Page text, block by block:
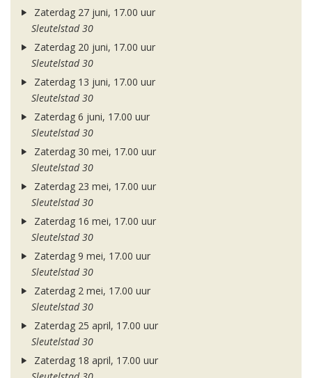
Zaterdag 27 juni, 17.00 uur
Sleutelstad 30
Zaterdag 20 juni, 17.00 uur
Sleutelstad 30
Zaterdag 13 juni, 17.00 uur
Sleutelstad 30
Zaterdag 6 juni, 17.00 uur
Sleutelstad 30
Zaterdag 30 mei, 17.00 uur
Sleutelstad 30
Zaterdag 23 mei, 17.00 uur
Sleutelstad 30
Zaterdag 16 mei, 17.00 uur
Sleutelstad 30
Zaterdag 9 mei, 17.00 uur
Sleutelstad 30
Zaterdag 2 mei, 17.00 uur
Sleutelstad 30
Zaterdag 25 april, 17.00 uur
Sleutelstad 30
Zaterdag 18 april, 17.00 uur